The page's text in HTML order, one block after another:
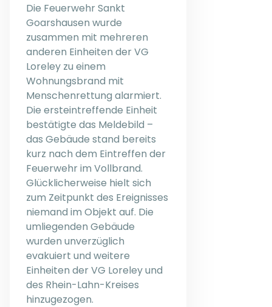
Die Feuerwehr Sankt
Goarshausen wurde
zusammen mit mehreren
anderen Einheiten der VG
Loreley zu einem
Wohnungsbrand mit
Menschenrettung alarmiert.
Die ersteintreffende Einheit
bestätigte das Meldebild –
das Gebäude stand bereits
kurz nach dem Eintreffen der
Feuerwehr im Vollbrand.
Glücklicherweise hielt sich
zum Zeitpunkt des Ereignisses
niemand im Objekt auf. Die
umliegenden Gebäude
wurden unverzüglich
evakuiert und weitere
Einheiten der VG Loreley und
des Rhein-Lahn-Kreises
hinzugezogen.